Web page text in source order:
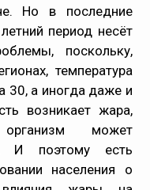
Но в последние
период несёт
поскольку,
температура
30, а иногда даже и
возникает жара,
может
И поэтому есть
населения о